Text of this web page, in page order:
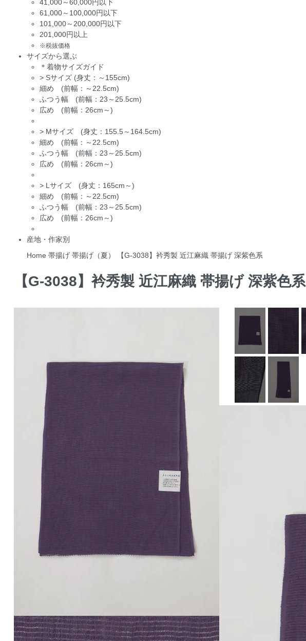
41,000～60,000円以下
61,000～100,000円以下
101,000～200,000円以下
201,000円以上
※税抜価格
サイズから選ぶ
＊着物サイズガイド
> Sサイズ (身丈：～155cm)
細め (前幅：～22.5cm)
ふつう幅 (前幅：23～25.5cm)
広め (前幅：26cm～)
> Mサイズ (身丈：155.5～164.5cm)
細め (前幅：～22.5cm)
ふつう幅 (前幅：23～25.5cm)
広め (前幅：26cm～)
> Lサイズ (身丈：165cm～)
細め (前幅：～22.5cm)
ふつう幅 (前幅：23～25.5cm)
広め (前幅：26cm～)
産地・作家別
Home 帯揚げ 帯揚げ（夏） 【G-3038】衿秀製 近江麻織 帯揚げ 深紫色系
【G-3038】衿秀製 近江麻織 帯揚げ 深紫色系